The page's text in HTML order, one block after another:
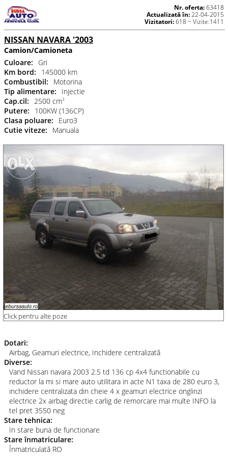
Nr. oferta:63418
Actualizată în:22-04-2015
Vizitatori:618 ~ Vizite:1411
NISSAN NAVARA '2003
Camion/Camioneta
Culoare:
Gri
Km bord:
145000 km
Combustibil:
Motorina
Tip alimentare:
Injectie
Cap.cil:
2500 cm3
Putere:
100KW (136CP)
Clasa poluare:
Euro3
Cutie viteze:
Manuala
Click pentru alte poze
Dotari:
Airbag, Geamuri electrice, Inchidere centralizată
Diverse:
Vand Nissan navara 2003 2.5 td 136 cp 4x4 functionabile cu
reductor la mi si mare auto utilitara in acte N1 taxa de 280 euro 3,
inchidere centralizata din cheie 4 x geamuri electrice onglinzi
electrice 2x airbag directie carlig de remorcare mai multe INFO la
tel pret 3550 neg
Stare tehnica:
In stare buna de functionare
Stare înmatriculare:
Înmatriculată RO